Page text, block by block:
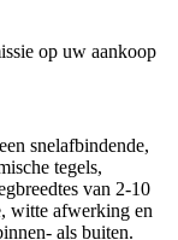
op uw aankoop
snelafbindende,
tegels,
van 2-10
witte afwerking en
als buiten.